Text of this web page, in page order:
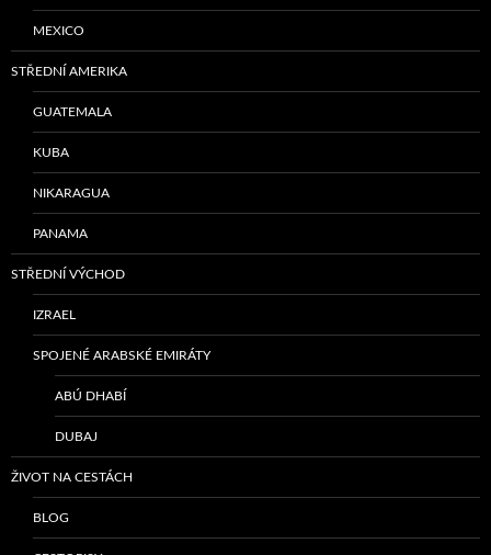
MEXICO
STŘEDNÍ AMERIKA
GUATEMALA
KUBA
NIKARAGUA
PANAMA
STŘEDNÍ VÝCHOD
IZRAEL
SPOJENÉ ARABSKÉ EMIRÁTY
ABÚ DHABÍ
DUBAJ
ŽIVOT NA CESTÁCH
BLOG